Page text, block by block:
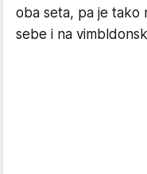
oba seta, pa je tako
sebe i na